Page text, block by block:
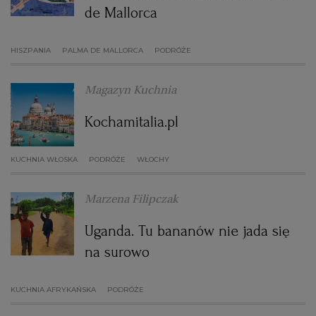
WROCŁAW
de Mallorca
HISZPANIA PALMA DE MALLORCA PODRÓŻE
Magazyn Kuchnia
Kochamitalia.pl
KUCHNIA WŁOSKA PODRÓŻE WŁOCHY
Marzena Filipczak
Uganda. Tu bananów nie jada się
na surowo
KUCHNIA AFRYKAŃSKA PODRÓŻE